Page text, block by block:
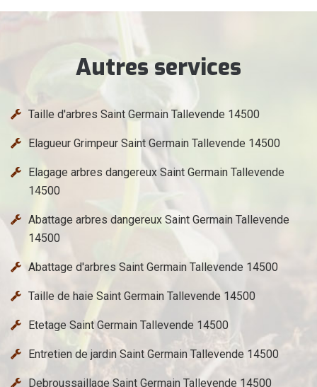
Autres services
Taille d'arbres Saint Germain Tallevende 14500
Elagueur Grimpeur Saint Germain Tallevende 14500
Elagage arbres dangereux Saint Germain Tallevende
14500
Abattage arbres dangereux Saint Germain Tallevende
14500
Abattage d'arbres Saint Germain Tallevende 14500
Taille de haie Saint Germain Tallevende 14500
Etetage Saint Germain Tallevende 14500
Entretien de jardin Saint Germain Tallevende 14500
Debroussaillage Saint Germain Tallevende 14500